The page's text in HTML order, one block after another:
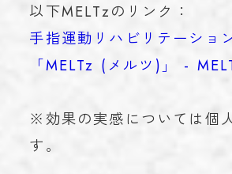
以下MELTzのリンク：
手指運動リハビリテーショ
「MELTz (メルツ)」 -
※効果の実感については個
す。